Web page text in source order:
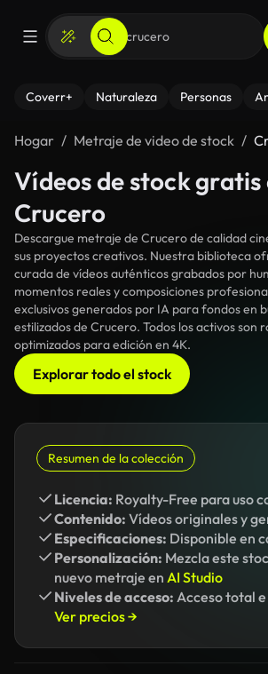
Coverr+ Naturaleza Personas
Hogar Metraje de video de stock
Vídeos de stock gratis
Crucero
Descargue metraje de Crucero de calidad
sus proyectos creativos. Nuestra biblioteca
curada de vídeos auténticos grabados por
momentos reales y composiciones
exclusivos generados por IA para fondos en
estilizados de Crucero. Todos los activos son
optimizados para edición en 4K.
Explorar todo el stock
Resumen de la colección
Licencia: Royalty-Free para uso
Contenido: Vídeos originales y
Especificaciones: Disponible en
Personalización: Mezcla este
nuevo metraje en AI Studio
Niveles de acceso: Acceso total
Ver precios →